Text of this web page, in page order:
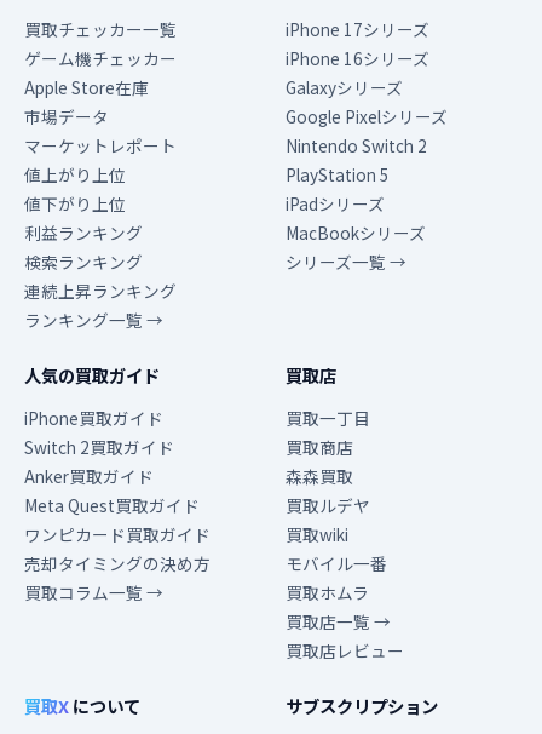
買取チェッカー一覧
ゲーム機チェッカー
Apple Store在庫
市場データ
マーケットレポート
値上がり上位
値下がり上位
利益ランキング
検索ランキング
連続上昇ランキング
ランキング一覧 →
iPhone 17シリーズ
iPhone 16シリーズ
Galaxyシリーズ
Google Pixelシリーズ
Nintendo Switch 2
PlayStation 5
iPadシリーズ
MacBookシリーズ
シリーズ一覧 →
人気の買取ガイド
iPhone買取ガイド
Switch 2買取ガイド
Anker買取ガイド
Meta Quest買取ガイド
ワンピカード買取ガイド
売却タイミングの決め方
買取コラム一覧 →
買取店
買取一丁目
買取商店
森森買取
買取ルデヤ
買取wiki
モバイル一番
買取ホムラ
買取店一覧 →
買取店レビュー
買取Xについて サブスクリプション